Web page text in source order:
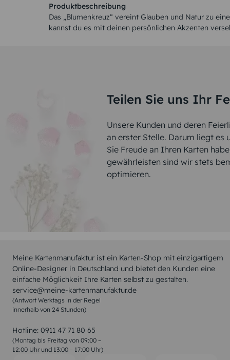
Produktbeschreibung
Das „Blumenkreuz“ vereint Glauben und Natur zu
kannst du es mit deinen persönlichen Akzenten
Teilen Sie uns Ihr
Unsere Kunden und deren
an erster Stelle. Darum liegt es
Sie Freude an Ihren Karten
gewährleisten sind wir stets
optimieren.
Meine Kartenmanufaktur ist ein Karten-Shop mit einzigartigem
Online-Designer in Deutschland und bietet den Kunden eine
einfache Möglichkeit Ihre Karten selbst zu gestalten.
service@meine-kartenmanufaktur.de
(Antwort Werktags in der Regel
innerhalb von 24 Stunden)
Hotline: 0911 47 71 80 65
(Montag bis Freitag von 09:00 –
12:00 Uhr und 13:00 – 17:00 Uhr)